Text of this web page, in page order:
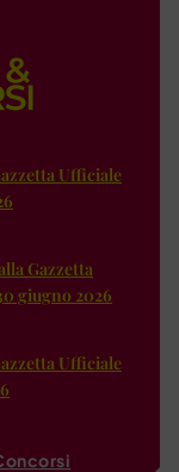
Ufficiale
Gazzetta
giugno 2026
Ufficiale